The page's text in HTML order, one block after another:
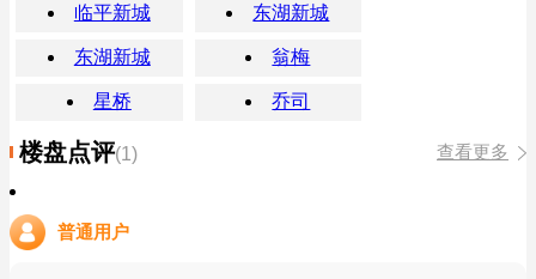
临平新城 东湖新城
东湖新城 翁梅
星桥 乔司
楼盘点评(1) 查看更多
普通用户